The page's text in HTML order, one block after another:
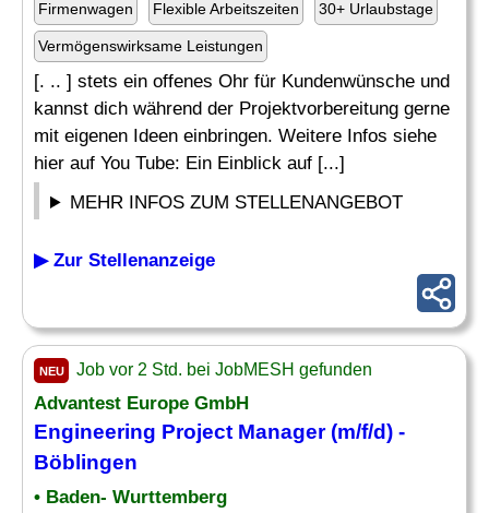
Firmenwagen Flexible Arbeitszeiten 30+ Urlaubstage
Vermögenswirksame Leistungen
[. .. ] stets ein offenes Ohr für Kundenwünsche und
kannst dich während der Projektvorbereitung gerne
mit eigenen Ideen einbringen. Weitere Infos siehe
hier auf You Tube: Ein Einblick auf [...]
MEHR INFOS ZUM STELLENANGEBOT
▶ Zur Stellenanzeige
NEU Job vor 2 Std. bei JobMESH gefunden
Advantest Europe GmbH
Engineering Project Manager (m/f/d) -
Böblingen
• Baden- Wurttemberg